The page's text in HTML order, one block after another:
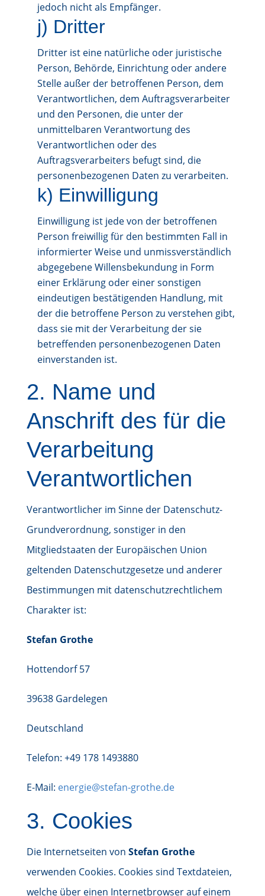
jedoch nicht als Empfänger.
j) Dritter
Dritter ist eine natürliche oder juristische
Person, Behörde, Einrichtung oder andere
Stelle außer der betroffenen Person, dem
Verantwortlichen, dem Auftragsverarbeiter
und den Personen, die unter der
unmittelbaren Verantwortung des
Verantwortlichen oder des
Auftragsverarbeiters befugt sind, die
personenbezogenen Daten zu verarbeiten.
k) Einwilligung
Einwilligung ist jede von der betroffenen
Person freiwillig für den bestimmten Fall in
informierter Weise und unmissverständlich
abgegebene Willensbekundung in Form
einer Erklärung oder einer sonstigen
eindeutigen bestätigenden Handlung, mit
der die betroffene Person zu verstehen gibt,
dass sie mit der Verarbeitung der sie
betreffenden personenbezogenen Daten
einverstanden ist.
2. Name und
Anschrift des für die
Verarbeitung
Verantwortlichen
Verantwortlicher im Sinne der Datenschutz-
Grundverordnung, sonstiger in den
Mitgliedstaaten der Europäischen Union
geltenden Datenschutzgesetze und anderer
Bestimmungen mit datenschutzrechtlichem
Charakter ist:
Stefan Grothe
Hottendorf 57
39638 Gardelegen
Deutschland
Telefon: +49 178 1493880
E-Mail: energie@stefan-grothe.de
3. Cookies
Die Internetseiten von Stefan Grothe
verwenden Cookies. Cookies sind Textdateien,
welche über einen Internetbrowser auf einem